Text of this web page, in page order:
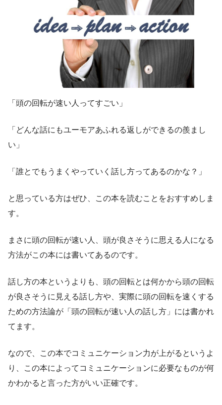
「 頭の回転が速い人ってすごい 」
「 どんな話にもユーモアあふれる返しができるの羨まし
い 」
「 誰とでもうまくやっていく話し方ってあるのかな？ 」
と思っている方はぜひ、 この本を読むことをおすすめ しま
す。
まさに頭の回転が速い人、 頭が良さそうに思える人になる
方法がこの本には書いてあるのです。
話し方の本というよりも、頭の回転とは何かから頭の回転
が良さそうに見える話し方や、 実際に頭の回転を速くする
ための方法論が「頭の回転が速い人の話し方」には書かれ
てます。
なので、この本でコミュニケーション力が上がるというよ
り、この本によってコミュニケーションに必要なものが何
かわかると言った方がいい正確です。